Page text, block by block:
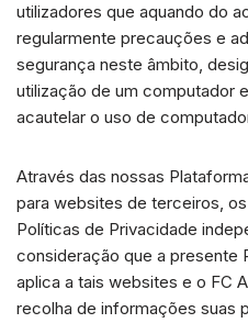
utilizadores que aquando do
regularmente precauções e
segurança neste âmbito,
utilização de um computador
acautelar o uso de
Através das nossas
para websites de terceiros,
Políticas de Privacidade
consideração que a presente
aplica a tais websites e o FC
recolha de informações suas